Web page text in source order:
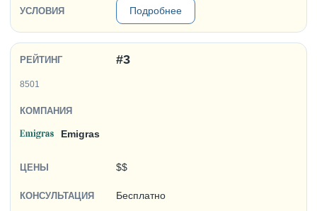
Подробнее
#3
8501
Emigras
$$
Бесплатно